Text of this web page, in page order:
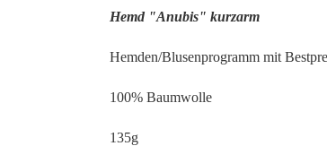
Hemd "Anubis" kurzarm
Hemden/Blusenprogramm mit
100% Baumwolle
135g